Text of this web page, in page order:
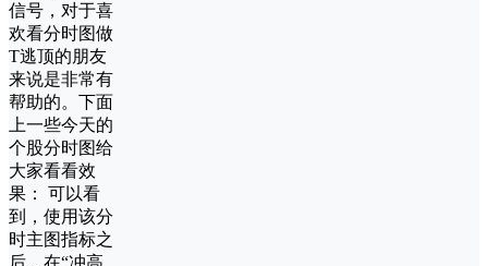
信号，对于喜
欢看分时图做
T逃顶的朋友
来说是非常有
帮助的。下面
上一些今天的
个股分时图给
大家看看效
果： 可以看
到，使用该分
时主图指标之
后，在“冲高